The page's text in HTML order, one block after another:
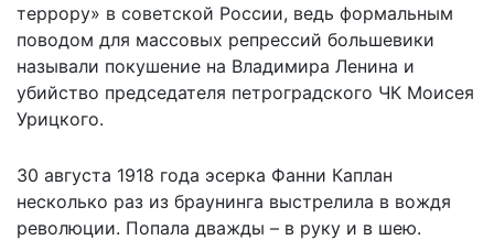
террору» в советской России, ведь формальным
поводом для массовых репрессий большевики
называли покушение на Владимира Ленина и
убийство председателя петроградского ЧК Моисея
Урицкого.
30 августа 1918 года эсерка Фанни Каплан
несколько раз из браунинга выстрелила в вождя
революции. Попала дважды – в руку и в шею.